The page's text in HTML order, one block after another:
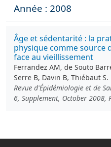
Année : 2008
Âge et sédentarité : la
physique comme source
face au vieillissement
Ferrandez AM, de Souto
Serre B, Davin B, Thiébaut S.
Revue d'Épidémiologie et de
6, Supplement, October 2008,